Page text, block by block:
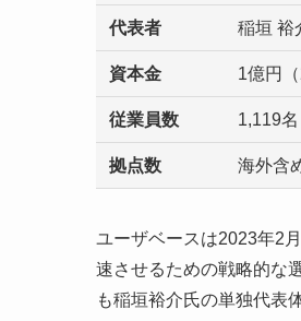
代表者 稲垣 裕
資本金 1億円
従業員数 1,119
拠点数 海外含
ユーザベースは2023年2
速させるための戦略的な
も稲垣裕介氏の単独代表